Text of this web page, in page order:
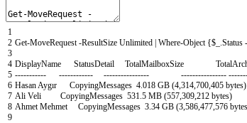
1
2
3
4
5
6
7
8
9
Get-MoveRequest -ResultSize Unlimited | Where-Object {$_ .Status
DisplayName StatusDetail TotalMailboxSize
----------- ------------ ---------------- ---------------- ------
HasanAygır CopyingMessages 4.018 GB (4,314,700,405 bytes)
Ali Veli CopyingMessages 531.5 MB (557,309,212 bytes)
AhmetMehmet CopyingMessages 3.34 GB (3,586,477,576 bytes